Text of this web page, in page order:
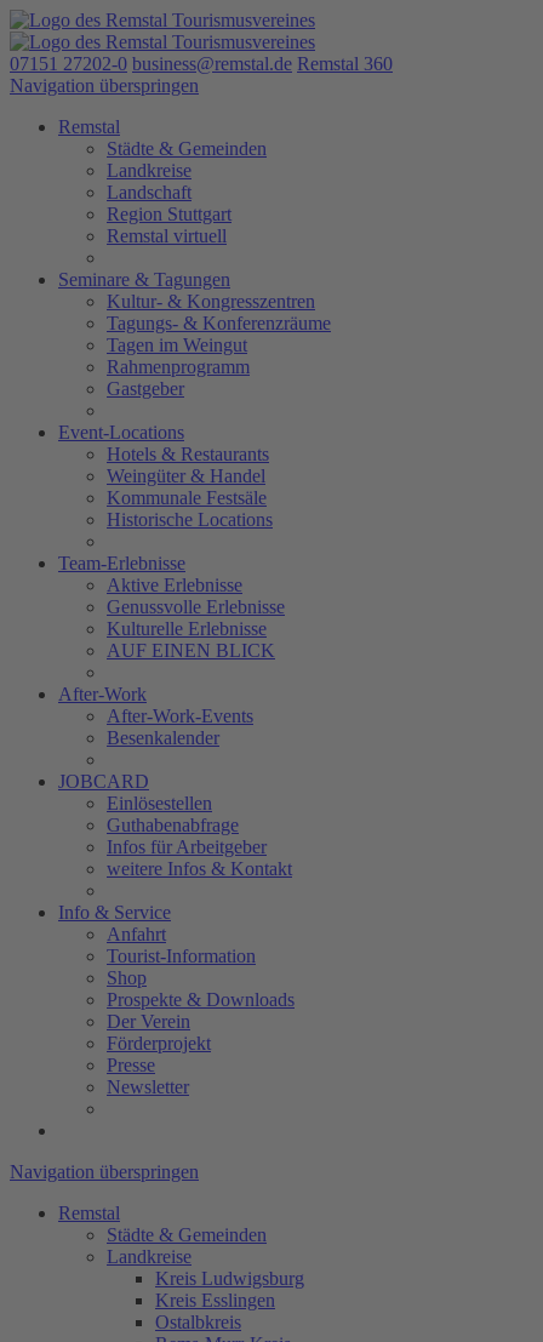
07151 27202-0 business@remstal.de Remstal 360
Navigation überspringen
Remstal
Städte & Gemeinden
Landkreise
Landschaft
Region Stuttgart
Remstal virtuell
Seminare & Tagungen
Kultur- & Kongresszentren
Tagungs- & Konferenzräume
Tagen im Weingut
Rahmenprogramm
Gastgeber
Event-Locations
Hotels & Restaurants
Weingüter & Handel
Kommunale Festsäle
Historische Locations
Team-Erlebnisse
Aktive Erlebnisse
Genussvolle Erlebnisse
Kulturelle Erlebnisse
AUF EINEN BLICK
After-Work
After-Work-Events
Besenkalender
JOBCARD
Einlösestellen
Guthabenabfrage
Infos für Arbeitgeber
weitere Infos & Kontakt
Info & Service
Anfahrt
Tourist-Information
Shop
Prospekte & Downloads
Der Verein
Förderprojekt
Presse
Newsletter
Navigation überspringen
Remstal
Städte & Gemeinden
Landkreise
Kreis Ludwigsburg
Kreis Esslingen
Ostalbkreis